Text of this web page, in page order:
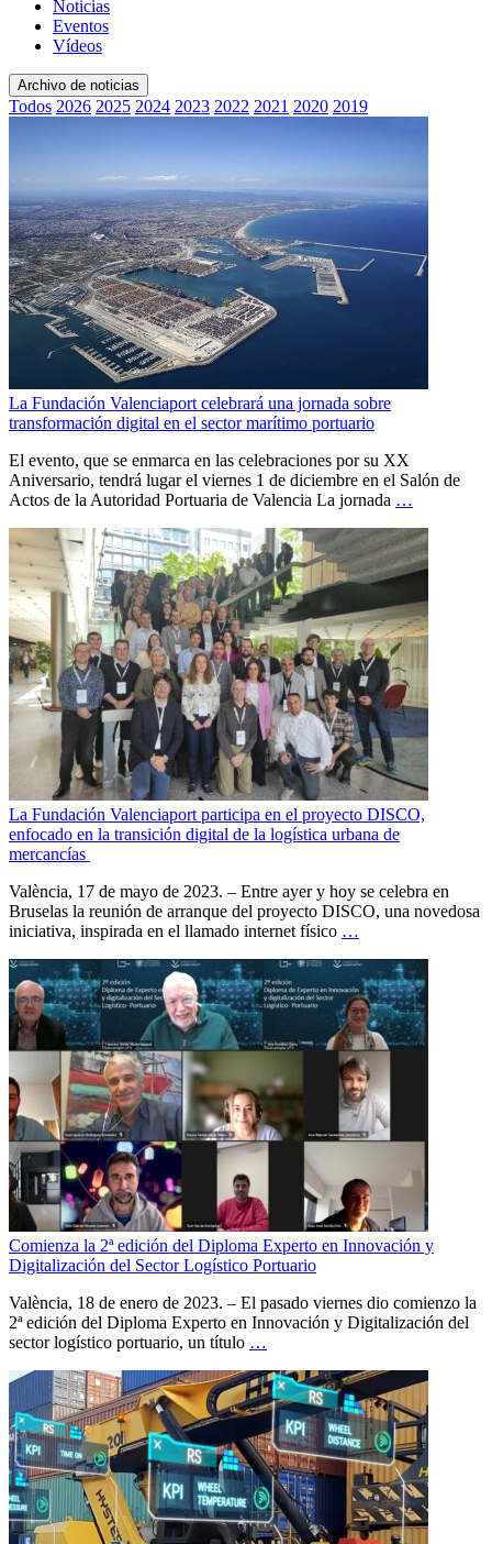
Noticias
Eventos
Vídeos
Archivo de noticias
Todos 2026 2025 2024 2023 2022 2021 2020 2019
La Fundación Valenciaport celebrará una jornada sobre
transformación digital en el sector marítimo portuario
El evento, que se enmarca en las celebraciones por su XX
Aniversario, tendrá lugar el viernes 1 de diciembre en el Salón de
Actos de la Autoridad Portuaria de Valencia La jornada …
La Fundación Valenciaport participa en el proyecto DISCO,
enfocado en la transición digital de la logística urbana de
mercancías
València, 17 de mayo de 2023. – Entre ayer y hoy se celebra en
Bruselas la reunión de arranque del proyecto DISCO, una novedosa
iniciativa, inspirada en el llamado internet físico …
Comienza la 2ª edición del Diploma Experto en Innovación y
Digitalización del Sector Logístico Portuario
València, 18 de enero de 2023. – El pasado viernes dio comienzo la
2ª edición del Diploma Experto en Innovación y Digitalización del
sector logístico portuario, un título …